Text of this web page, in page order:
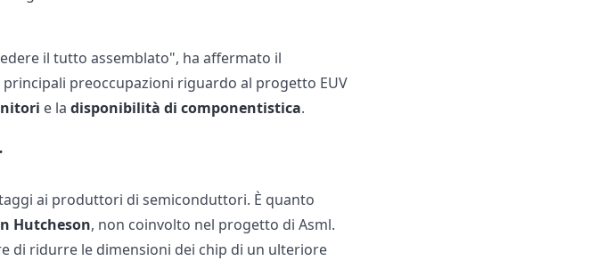
il tutto assemblato", ha affermato il
preoccupazioni riguardo al progetto EUV
e ladisponibilità di componentistica.
ai produttori di semiconduttori. È quanto
Hutcheson, non coinvolto nel progetto di Asml.
di ridurre le dimensioni dei chip di un ulteriore